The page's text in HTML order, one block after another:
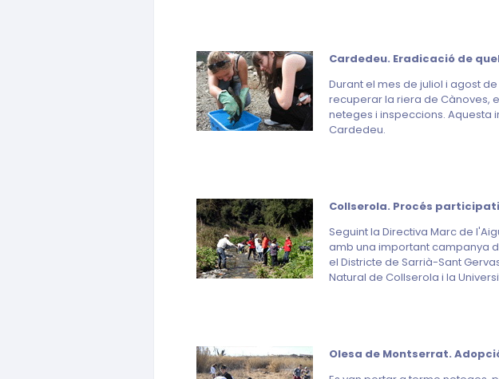
Cardedeu. Eradicació de
Durant el mes de juliol i agost
recuperar la riera de Cànoves,
neteges i inspeccions. Aquesta
Cardedeu.
Collserola. Procés
Seguint la Directiva Marc de
amb una important campanya
el Districte de Sarrià-Sant
Natural de Collserola i la
Olesa de Montserrat.